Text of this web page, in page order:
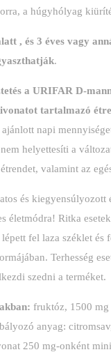
a húgyhólyag
, és 3 éves vagy
.
a URIFAR D-
tartalmazó
ajánlott napi
helyettesíti a
valamint az
és kiegyensúlyozott
életmódra! Ritka
fel laza széklet és
Terhesség
szedni a terméket.
fruktóz, 1500 mg
anyag:
250 mg-onként